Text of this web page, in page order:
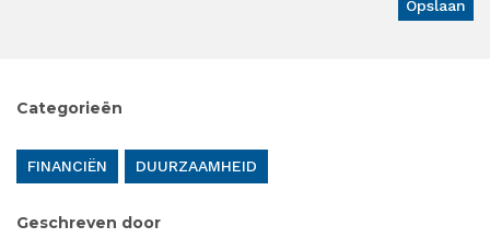
Categorieën
FINANCIËN DUURZAAMHEID
Geschreven door